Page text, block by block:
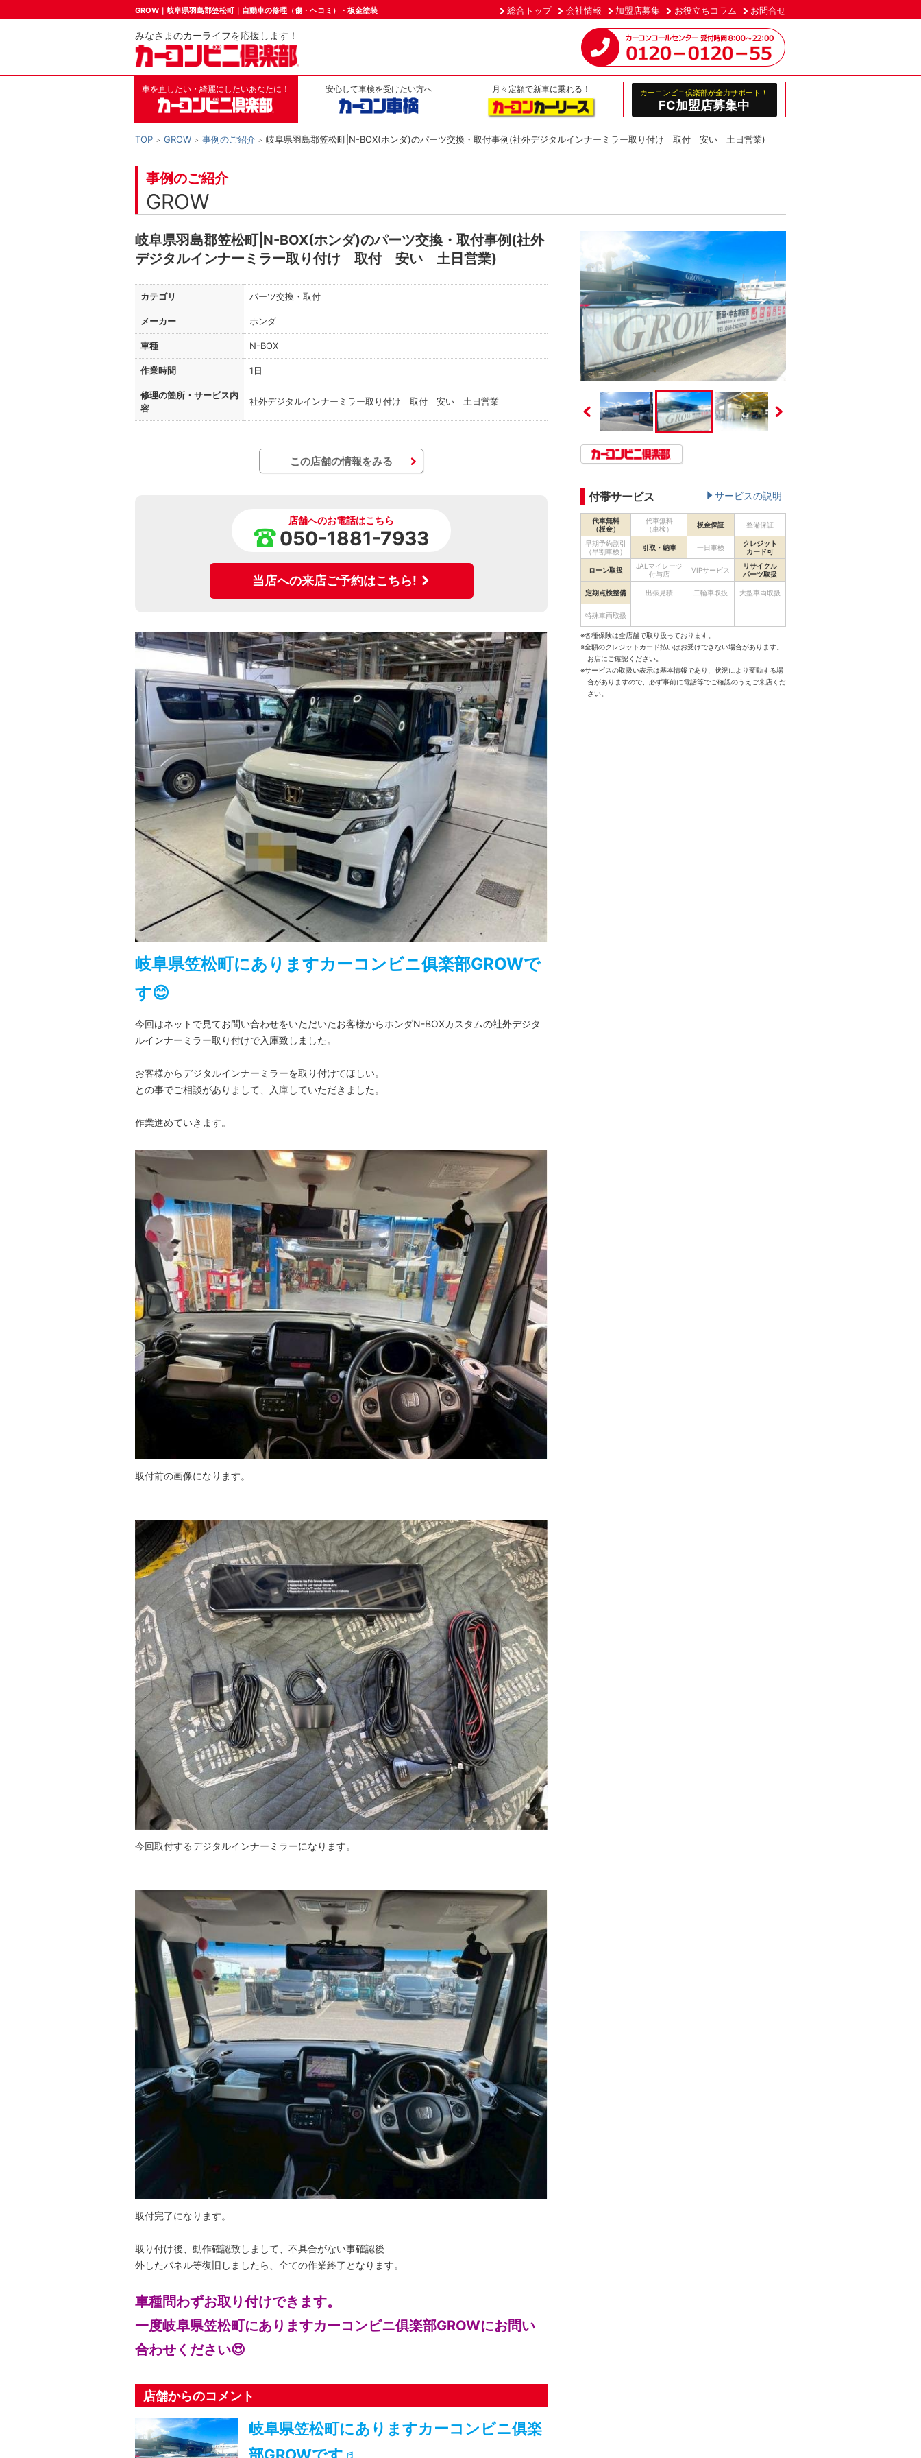
GROW｜岐阜県羽島郡笠松町｜自動車の修理（傷・ヘコミ）・板金塗装 総合トップ 会社情報 加盟店募集 お役立ちコラム お問合せ
みなさまのカーライフを応援します！
車を直したい・綺麗にしたいあなたに！ 安心して車検を受けたい方へ 月々定額で新車に乗れる！ カーコンビニ倶楽部が全力サポート！
FC加盟店募集中
TOP GROW 事例のご紹介 岐阜県羽島郡笠松町|N-BOX(ホンダ)のパーツ交換・取付事例(社外デジタルインナーミラー取り付け 取付 安い 土日営業)
事例のご紹介
GROW
岐阜県羽島郡笠松町|N-BOX(ホンダ)のパーツ交換・取付事例(社外
デジタルインナーミラー取り付け 取付 安い 土日営業)
カテゴリ パーツ交換・取付
メーカー ホンダ
車種 N-BOX
作業時間 1日
修理の箇所・ サービス内
容
社外デジタルインナーミラー取り付け 取付 安い 土日営業
この店舗の情報をみる
店舗へのお電話はこちら
050-1881-7933
当店への来店ご予約はこちら!
岐阜県笠松町にありますカーコンビニ俱楽部GROWで
す😊
今回はネットで見てお問い合わせをいただいたお客様からホンダN-BOXカスタムの社外デジタ
ルインナーミラー取り付けで入庫致しました。
お客様からデジタルインナーミラーを取り付けてほしい。
との事でご相談がありまして、入庫していただきました。
作業進めていきます。
取付前の画像になります。
今回取付するデジタルインナーミラーになります。
取付完了になります。
取り付け後、動作確認致しまして、不具合がない事確認後
外したパネル等復旧しましたら、全ての作業終了となります。
車種問わずお取り付けできます。
一度岐阜県笠松町にありますカーコンビニ俱楽部GROWにお問い
合わせください😍
店舗からのコメント
岐阜県笠松町にありますカーコンビニ俱楽
付帯サービス サービスの説明
代車無料
（板金）
代車無料
（車検）
板金保証 整備保証
早期予約割引
（早割車検）
引取・納車 一日車検
クレジット
カード可
ローン取扱
JALマイレージ
付与店
VIPサービス
リサイクル
パーツ取扱
定期点検整備 出張見積 二輪車取扱 大型車両取扱
特殊車両取扱
※各種保険は全店舗で取り扱っております。
※全額のクレジットカード払いはお受けできない場合があります。
お店にご確認ください。
※サービスの取扱い表示は基本情報であり、状況により変動する場
合がありますので、必ず事前に電話等でご確認のうえご来店くだ
さい。